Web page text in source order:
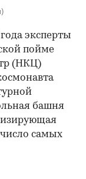
эксперты
пойме
(НКЦ)
башня
самых